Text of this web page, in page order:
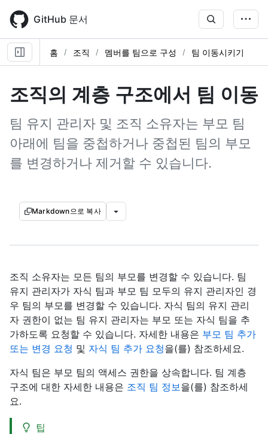
main
content
GitHub 문서
홈 조직 멤버를 팀으로 구성 팀 이동시키기
조직의 계층 구조에서 팀 이동
팀 유지 관리자 및 조직 소유자는 부모 팀
아래에 팀을 중첩하거나 중첩된 팀의 부모
를 변경하거나 제거할 수 있습니다.
Markdown으로 복사
조직 소유자는 모든 팀의 부모를 변경할 수 있습니다. 팀
유지 관리자가 자식 팀과 부모 팀 모두의 유지 관리자인 경
우 팀의 부모를 변경할 수 있습니다. 자식 팀의 유지 관리
자 권한이 없는 팀 유지 관리자는 부모 또는 자식 팀을 추
가하도록 요청할 수 있습니다. 자세한 내용은 부모 팀 추가
또는 변경 요청 및 자식 팀 추가 요청을(를) 참조하세요.
자식 팀은 부모 팀의 액세스 권한을 상속합니다. 팀 계층
구조에 대한 자세한 내용은 조직 팀 정보을(를) 참조하세
요.
팁